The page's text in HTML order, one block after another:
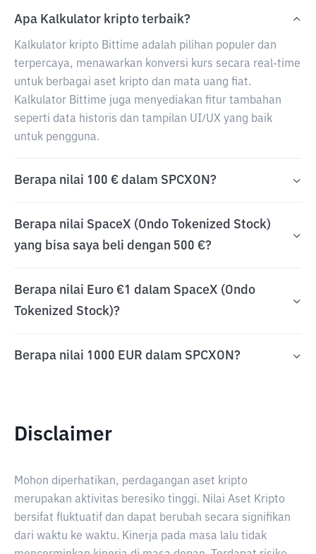
Apa Kalkulator kripto terbaik?
Kalkulator kripto Bittime adalah pilihan populer dan
terpercaya, menawarkan konversi kurs secara real-time
untuk berbagai aset kripto dan mata uang fiat.
Kalkulator Bittime juga menyediakan fitur tambahan
seperti data historis dan tampilan UI/UX yang baik
untuk pengguna.
Berapa nilai 100 € dalam SPCXON?
Berapa nilai SpaceX (Ondo Tokenized Stock)
yang bisa saya beli dengan 500 €?
Berapa nilai Euro €1 dalam SpaceX (Ondo
Tokenized Stock)?
Berapa nilai 1000 EUR dalam SPCXON?
Disclaimer
Mohon diperhatikan, perdagangan aset kripto
merupakan aktivitas beresiko tinggi. Nilai Aset Kripto
bersifat fluktuatif dan dapat berubah secara signifikan
dari waktu ke waktu. Kinerja pada masa lalu tidak